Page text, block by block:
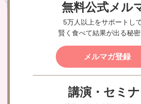
無料公式メル
5万人以上をサポートし
賢く食べて結果が出る秘
メルマガ登録
講演・セミ